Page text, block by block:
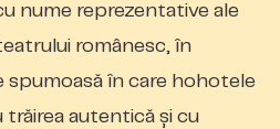
nume reprezentative ale
românesc, în
spumoasă în care hohotele
autentică şi cu